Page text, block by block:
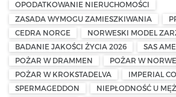
OPODATKOWANIE NIERUCHOMOŚCI
ZASADA WYMOGU ZAMIESZKIWANIA
CEDRA NORGE
NORWESKI MODEL
BADANIE JAKOŚCI ŻYCIA 2026
SAS
POŻAR W DRAMMEN
POŻAR W
POŻAR W KROKSTADELVA
IMPERIAL
SPERMAGEDDON
NIEPŁODNOŚĆ U